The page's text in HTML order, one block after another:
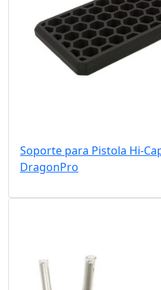
Soporte para Pistola Hi-
DragonPro